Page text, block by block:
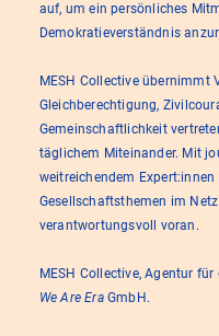
auf, um ein persönliches
Demokratieverständnis
MESH Collective
Gleichberechtigung,
Gemeinschaftlichkeit
täglichem Miteinander. Mit
weitreichendem
Gesellschaftsthemen im
verantwortungsvoll voran.
MESH Collective, Agentur
We Are EraGmbH.